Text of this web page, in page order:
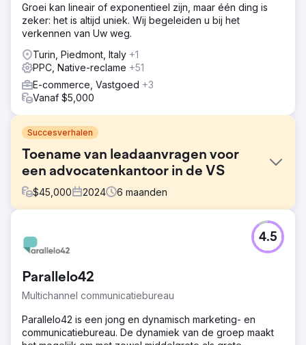
Groei kan lineair of exponentieel zijn, maar één ding is
zeker: het is altijd uniek. Wij begeleiden u bij het
verkennen van Uw weg.
Turin, Piedmont, Italy +1
PPC, Native-reclame +51
E-commerce, Vastgoed +3
Vanaf $5,000
Succesverhalen
Toename van leadaanvragen voor
een advocatenkantoor in de VS
$45,000 2024 6 maanden
De website scoorde niet goed en genereerde geen
leads.
Oplossing
servicepagina's gebouwd. Een PPC- en SEO-campagne
gestart. SEO helpt bij een strategie op de lange termijn,
PPC is geweldig voor snellere leadgeneratie.
Parallelo42
Multichannel communicatiebureau
4.5
Parallelo42 is een jong en dynamisch marketing- en
communicatiebureau. De dynamiek van de groep maakt